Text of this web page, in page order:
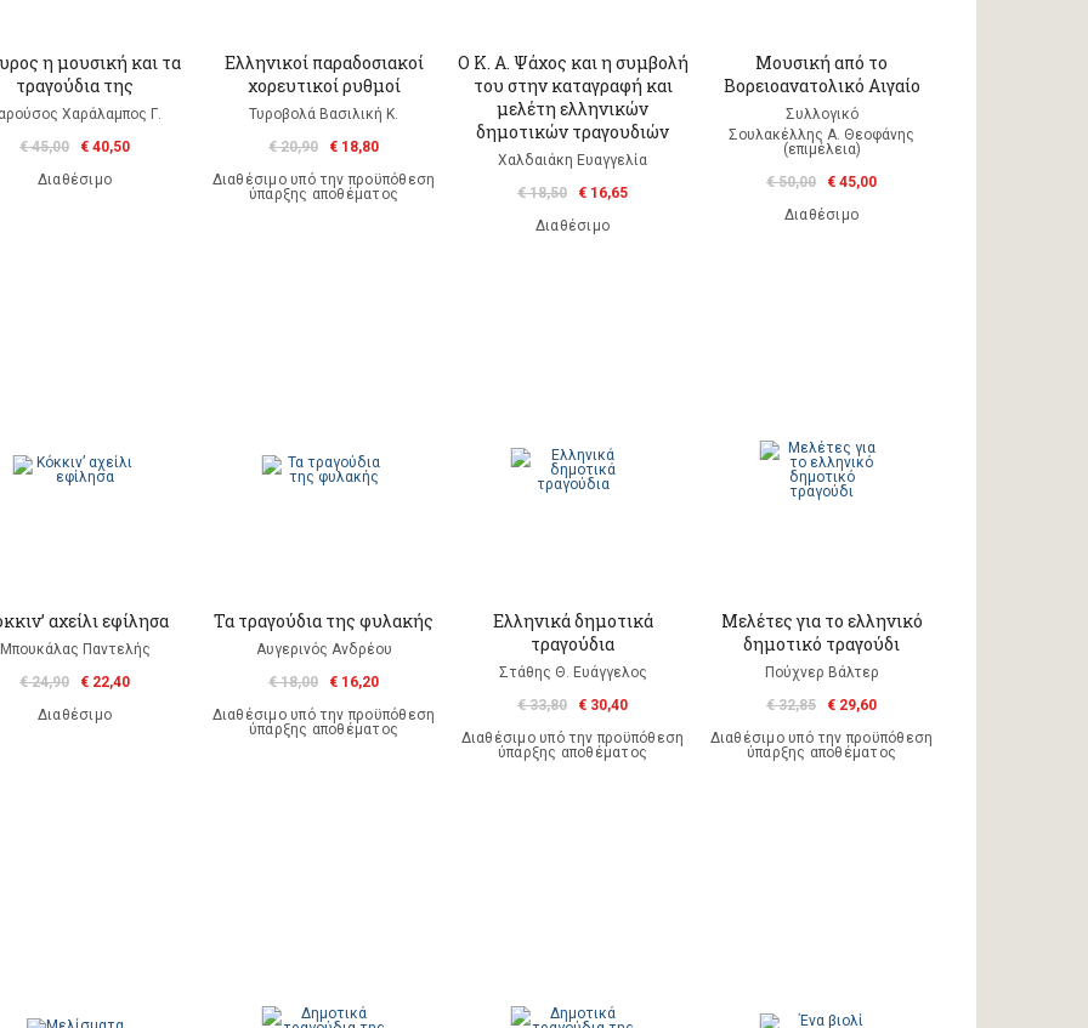
η μουσική και τα
τραγούδια της
Χαράλαμπος Γ.
€ 45,00
€ 40,50
Διαθέσιμο
Ελληνικοί παραδοσιακοί
χορευτικοί ρυθμοί
Τυροβολά Βασιλική Κ.
€ 20,90
€ 18,80
Διαθέσιμο υπό την προϋπόθεση
ύπαρξης αποθέματος
Ο Κ. Α. Ψάχος και η συμβολή
του στην καταγραφή και
μελέτη ελληνικών
δημοτικών τραγουδιών
Χαλδαιάκη Ευαγγελία
€ 18,50
€ 16,65
Διαθέσιμο
Μουσική από το
Βορειοανατολικό Αιγαίο
Συλλογικό
Σουλακέλλης Α. Θεοφάνης
(επιμέλεια)
€ 50,00
€ 45,00
Διαθέσιμο
αχείλι εφίλησα
Μπουκάλας Παντελής
€ 24,90
€ 22,40
Διαθέσιμο
Τα τραγούδια της φυλακής
Αυγερινός Ανδρέου
€ 18,00
€ 16,20
Διαθέσιμο υπό την προϋπόθεση
ύπαρξης αποθέματος
Ελληνικά δημοτικά
τραγούδια
Στάθης Θ. Ευάγγελος
€ 33,80
€ 30,40
Διαθέσιμο υπό την προϋπόθεση
ύπαρξης αποθέματος
Μελέτες για το ελληνικό
δημοτικό τραγούδι
Πούχνερ Βάλτερ
€ 32,85
€ 29,60
Διαθέσιμο υπό την προϋπόθεση
ύπαρξης αποθέματος